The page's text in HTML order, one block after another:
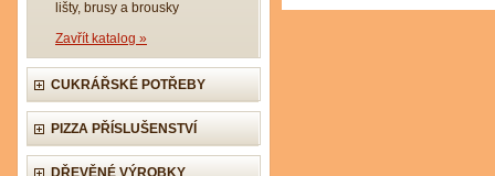
lišty, brusy a brousky
Zavřít katalog »
CUKRÁŘSKÉ POTŘEBY
PIZZA PŘÍSLUŠENSTVÍ
DŘEVĚNÉ VÝROBKY